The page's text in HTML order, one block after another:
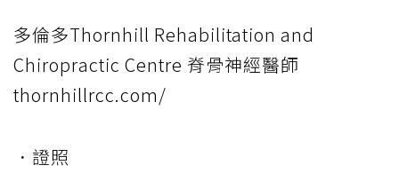
多倫多Thornhill Rehabilitation and
Chiropractic Centre 脊骨神經醫師
thornhillrcc.com/
．證照